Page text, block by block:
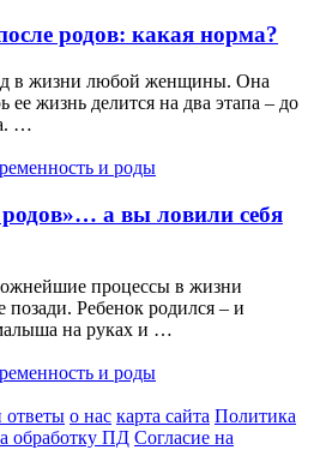
родов: какая норма?
в жизни любой женщины. Она
ее жизнь делится на два этапа – до
…
и роды
а вы ловили себя
процессы в жизни
Ребенок родился – и
на руках и …
и роды
ответы о нас карта сайта Политика
обработку ПД Согласие на